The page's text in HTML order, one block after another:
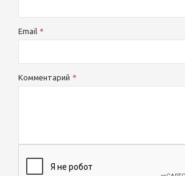
Email
Комментарий